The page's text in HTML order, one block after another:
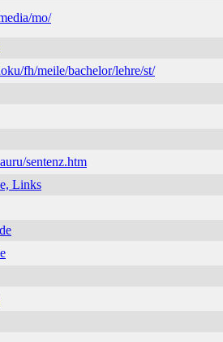
mo/
fh/meile/bachelor/lehre/st/
sentenz.htm
Links